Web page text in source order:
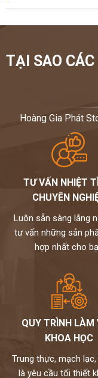
TẠI SAO
Hoàng Gia Phát
TƯ VẤN NHIỆT
CHUYÊN
Luôn sẵn sàng lắng
tư vấn những sản
hợp nhất cho
QUY TRÌNH LÀM
KHOA HỌC
Trung thực, mạch
là yêu cầu tối thiết